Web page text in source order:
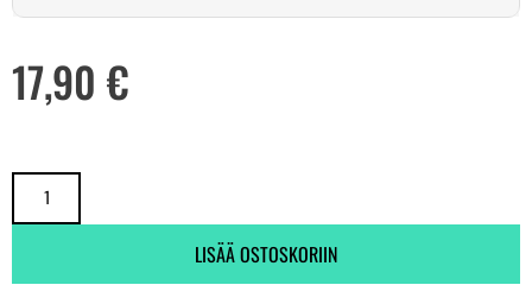
17,90 €
LISÄÄ OSTOSKORIIN